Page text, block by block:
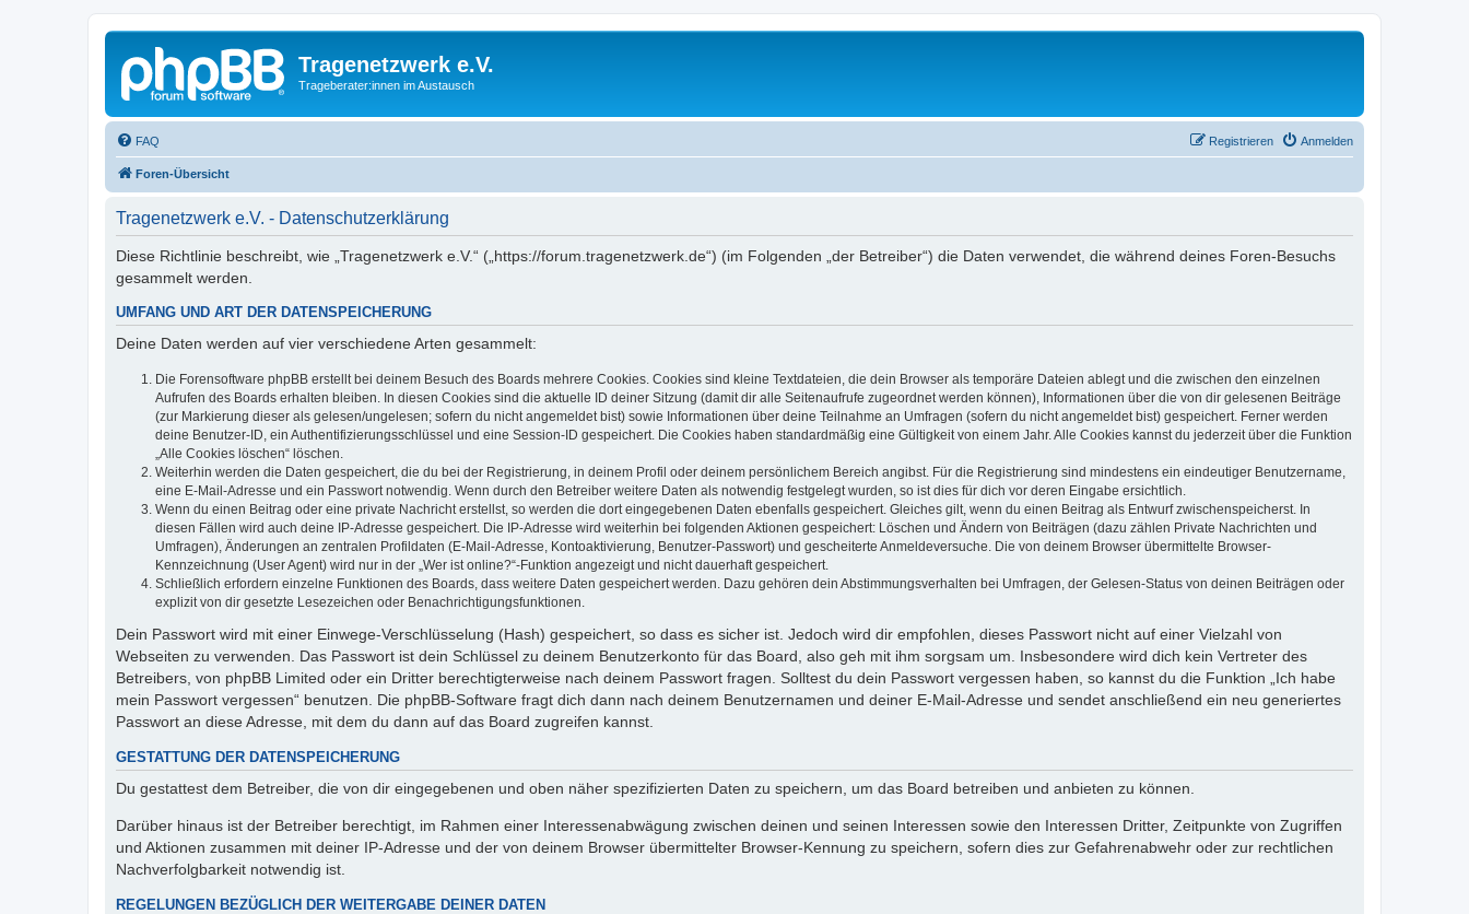
Tragenetzwerk e.V.
Trageberater:innen im Austausch
FAQ Anmelden
Registrieren
Foren-Übersicht
Tragenetzwerk e.V. - Datenschutzerklärung
Diese Richtlinie beschreibt, wie „Tragenetzwerk e.V.“ („https://forum.tragenetzwerk.de“) (im Folgenden „der Betreiber“) die Daten verwendet, die während deines Foren-Besuchs
gesammelt werden.
UMFANG UND ART DER DATENSPEICHERUNG
Deine Daten werden auf vier verschiedene Arten gesammelt:
Die Forensoftware phpBB erstellt bei deinem Besuch des Boards mehrere Cookies. Cookies sind kleine Textdateien, die dein Browser als temporäre Dateien ablegt und die zwischen den einzelnen
Aufrufen des Boards erhalten bleiben. In diesen Cookies sind die aktuelle ID deiner Sitzung (damit dir alle Seitenaufrufe zugeordnet werden können), Informationen über die von dir gelesenen Beiträge
(zur Markierung dieser als gelesen/ungelesen; sofern du nicht angemeldet bist) sowie Informationen über deine Teilnahme an Umfragen (sofern du nicht angemeldet bist) gespeichert. Ferner werden
deine Benutzer-ID, ein Authentifizierungsschlüssel und eine Session-ID gespeichert. Die Cookies haben standardmäßig eine Gültigkeit von einem Jahr. Alle Cookies kannst du jederzeit über die Funktion
„Alle Cookies löschen“ löschen.
Weiterhin werden die Daten gespeichert, die du bei der Registrierung, in deinem Profil oder deinem persönlichem Bereich angibst. Für die Registrierung sind mindestens ein eindeutiger Benutzername,
eine E-Mail-Adresse und ein Passwort notwendig. Wenn durch den Betreiber weitere Daten als notwendig festgelegt wurden, so ist dies für dich vor deren Eingabe ersichtlich.
Wenn du einen Beitrag oder eine private Nachricht erstellst, so werden die dort eingegebenen Daten ebenfalls gespeichert. Gleiches gilt, wenn du einen Beitrag als Entwurf zwischenspeicherst. In
diesen Fällen wird auch deine IP-Adresse gespeichert. Die IP-Adresse wird weiterhin bei folgenden Aktionen gespeichert: Löschen und Ändern von Beiträgen (dazu zählen Private Nachrichten und
Umfragen), Änderungen an zentralen Profildaten (E-Mail-Adresse, Kontoaktivierung, Benutzer-Passwort) und gescheiterte Anmeldeversuche. Die von deinem Browser übermittelte Browser-
Kennzeichnung (User Agent) wird nur in der „Wer ist online?“-Funktion angezeigt und nicht dauerhaft gespeichert.
Schließlich erfordern einzelne Funktionen des Boards, dass weitere Daten gespeichert werden. Dazu gehören dein Abstimmungsverhalten bei Umfragen, der Gelesen-Status von deinen Beiträgen oder
explizit von dir gesetzte Lesezeichen oder Benachrichtigungsfunktionen.
Dein Passwort wird mit einer Einwege-Verschlüsselung (Hash) gespeichert, so dass es sicher ist. Jedoch wird dir empfohlen, dieses Passwort nicht auf einer Vielzahl von
Webseiten zu verwenden. Das Passwort ist dein Schlüssel zu deinem Benutzerkonto für das Board, also geh mit ihm sorgsam um. Insbesondere wird dich kein Vertreter des
Betreibers, von phpBB Limited oder ein Dritter berechtigterweise nach deinem Passwort fragen. Solltest du dein Passwort vergessen haben, so kannst du die Funktion „Ich habe
mein Passwort vergessen“ benutzen. Die phpBB-Software fragt dich dann nach deinem Benutzernamen und deiner E-Mail-Adresse und sendet anschließend ein neu generiertes
Passwort an diese Adresse, mit dem du dann auf das Board zugreifen kannst.
GESTATTUNG DER DATENSPEICHERUNG
Du gestattest dem Betreiber, die von dir eingegebenen und oben näher spezifizierten Daten zu speichern, um das Board betreiben und anbieten zu können.
Darüber hinaus ist der Betreiber berechtigt, im Rahmen einer Interessenabwägung zwischen deinen und seinen Interessen sowie den Interessen Dritter, Zeitpunkte von Zugriffen
und Aktionen zusammen mit deiner IP-Adresse und der von deinem Browser übermittelter Browser-Kennung zu speichern, sofern dies zur Gefahrenabwehr oder zur rechtlichen
Nachverfolgbarkeit notwendig ist.
REGELUNGEN BEZÜGLICH DER WEITERGABE DEINER DATEN